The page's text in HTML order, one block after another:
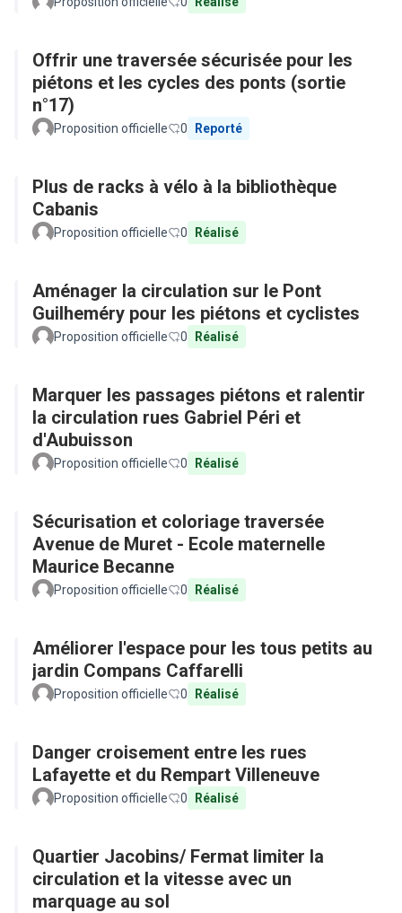
Offrir une traversée sécurisée pour les
piétons et les cycles des ponts (sortie
n°17)
Proposition officielle 0 Reporté
Plus de racks à vélo à la bibliothèque
Cabanis
Proposition officielle 0 Réalisé
Aménager la circulation sur le Pont
Guilheméry pour les piétons et cyclistes
Proposition officielle 0 Réalisé
Marquer les passages piétons et ralentir
la circulation rues Gabriel Péri et
d'Aubuisson
Proposition officielle 0 Réalisé
Sécurisation et coloriage traversée
Avenue de Muret - Ecole maternelle
Maurice Becanne
Proposition officielle 0 Réalisé
Améliorer l'espace pour les tous petits au
jardin Compans Caffarelli
Proposition officielle 0 Réalisé
Danger croisement entre les rues
Lafayette et du Rempart Villeneuve
Proposition officielle 0 Réalisé
Quartier Jacobins/ Fermat limiter la
circulation et la vitesse avec un
marquage au sol